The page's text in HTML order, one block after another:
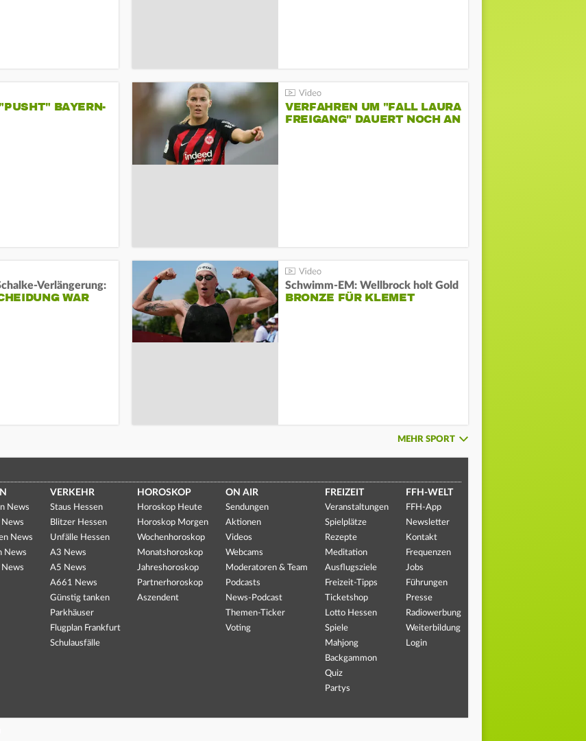
BAYERN-
VERFAHREN UM "FALL LAURA
FREIGANG" DAUERT NOCH AN
Verlängerung:
WAR
Schwimm-EM: Wellbrock holt Gold
BRONZE FÜR KLEMET
MEHR SPORT
News
News
News
News
VERKEHR
Staus Hessen
Blitzer Hessen
Unfälle Hessen
A3 News
A5 News
A661 News
Günstig tanken
Parkhäuser
Flugplan Frankfurt
Schulausfälle
HOROSKOP
Horoskop Heute
Horoskop Morgen
Wochenhoroskop
Monatshoroskop
Jahreshoroskop
Partnerhoroskop
Aszendent
ON AIR
Sendungen
Aktionen
Videos
Webcams
Moderatoren & Team
Podcasts
News-Podcast
Themen-Ticker
Voting
FREIZEIT
Veranstaltungen
Spielplätze
Rezepte
Meditation
Ausflugsziele
Freizeit-Tipps
Ticketshop
Lotto Hessen
Spiele
Mahjong
Backgammon
Quiz
Partys
FFH-WELT
FFH-App
Newsletter
Kontakt
Frequenzen
Jobs
Führungen
Presse
Radiowerbung
Weiterbildung
Login